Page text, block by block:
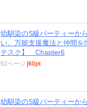
幼馴染のS級パーティーか
い。万能支援魔法と仲間を
テスク】 Chapter6
62ページ 60pt
幼馴染のS級パーティーか